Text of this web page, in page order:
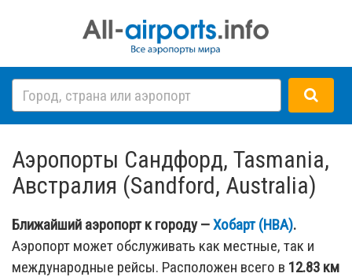
Аэропорты Сандфорд, Tasmania,
Австралия (Sandford, Australia)
Ближайший аэропорт к городу —Хобарт (HBA).
Аэропорт может обслуживать как местные, так и
международные рейсы. Расположен всего в 12.83 км